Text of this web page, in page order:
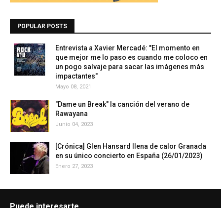
POPULAR POSTS
Entrevista a Xavier Mercadé: "El momento en
que mejor me lo paso es cuando me coloco en
un pogo salvaje para sacar las imágenes más
impactantes"
Mayo 08, 2021
"Dame un Break" la canción del verano de
Rawayana
Junio 04, 2023
[Crónica] Glen Hansard llena de calor Granada
en su único concierto en España (26/01/2023)
Enero 27, 2023